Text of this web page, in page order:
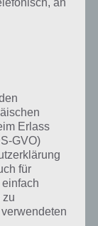
/ iOS:
Plattform-
Verzweiflung. So
Erlass
GVO)
für
zu